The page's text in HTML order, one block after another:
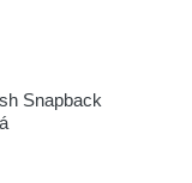
Snapback